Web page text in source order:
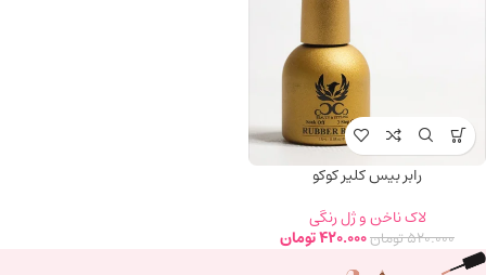
رابر بیس کلیر کوکو
لاک ناخن و ژل رنگی
520.000تومان420.000تومان